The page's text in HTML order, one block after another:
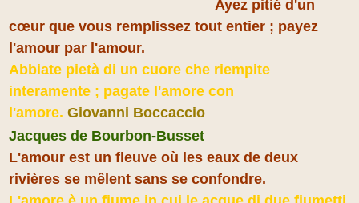
Ayez pitié d'un
cœur que vous remplissez tout entier ; payez
l'amour par l'amour.
Abbiate pietà di un cuore che riempite
interamente ; pagate l'amore con
l'amore. Giovanni Boccaccio
Jacques de Bourbon-Busset
L'amour est un fleuve où les eaux de deux
rivières se mêlent sans se confondre.